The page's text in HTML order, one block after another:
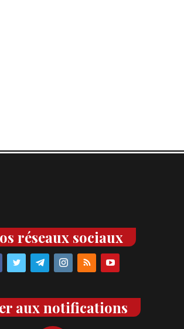
réseaux sociaux
aux notifications